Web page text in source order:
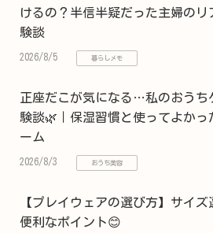
けるの？半信半疑だった主婦のリ
験談
2026/8/5 暮らしメモ
正座だこが気になる…私のおうち
験談🌿｜保湿習慣と使ってよかっ
ーム
2026/8/3 おうち美容
【プレイウェアの選び方】サイズ
便利なポイント😊